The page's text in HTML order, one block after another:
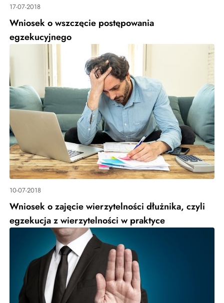
17-07-2018
Wniosek o wszczęcie postępowania
egzekucyjnego
10-07-2018
Wniosek o zajęcie wierzytelności dłużnika, czyli
egzekucja z wierzytelności w praktyce